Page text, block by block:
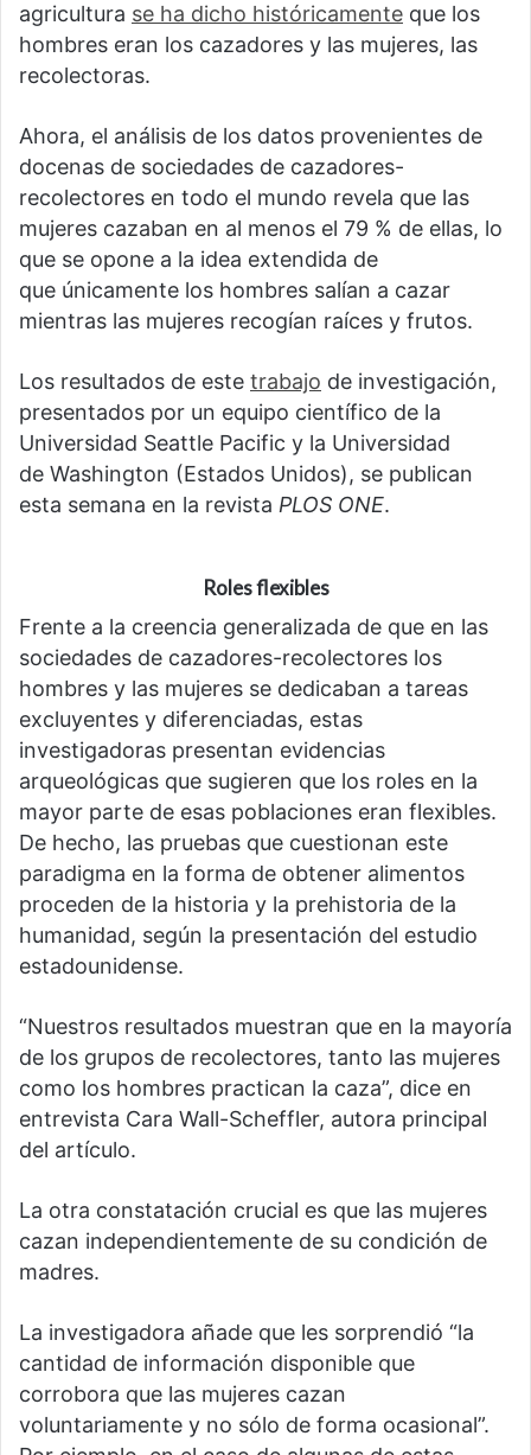
agricultura se ha dicho históricamente que los
hombres eran los cazadores y las mujeres, las
recolectoras.
Ahora, el análisis de los datos provenientes de
docenas de sociedades de cazadores-
recolectores en todo el mundo revela que las
mujeres cazaban en al menos el 79 % de ellas, lo
que se opone a la idea extendida de
que únicamente los hombres salían a cazar
mientras las mujeres recogían raíces y frutos.
Los resultados de este trabajo de investigación,
presentados por un equipo científico de la
Universidad Seattle Pacific y la Universidad
de Washington (Estados Unidos), se publican
esta semana en la revista PLOS ONE.
Roles flexibles
Frente a la creencia generalizada de que en las
sociedades de cazadores-recolectores los
hombres y las mujeres se dedicaban a tareas
excluyentes y diferenciadas, estas
investigadoras presentan evidencias
arqueológicas que sugieren que los roles en la
mayor parte de esas poblaciones eran flexibles.
De hecho, las pruebas que cuestionan este
paradigma en la forma de obtener alimentos
proceden de la historia y la prehistoria de la
humanidad, según la presentación del estudio
estadounidense.
“Nuestros resultados muestran que en la mayoría
de los grupos de recolectores, tanto las mujeres
como los hombres practican la caza”, dice en
entrevista Cara Wall-Scheffler, autora principal
del artículo.
La otra constatación crucial es que las mujeres
cazan independientemente de su condición de
madres.
La investigadora añade que les sorprendió “la
cantidad de información disponible que
corrobora que las mujeres cazan
voluntariamente y no sólo de forma ocasional”.